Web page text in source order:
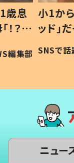
歳息
？」
編集部
小1か
ッド」
作り
#令和の
SNSで話
ニュー